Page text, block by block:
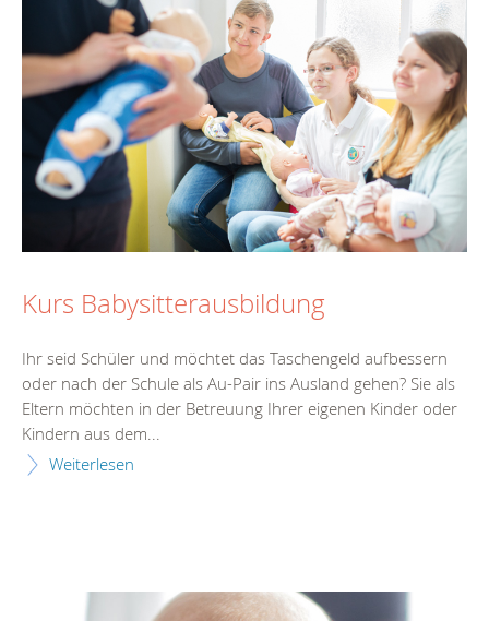
Kurs Babysitterausbildung
Ihr seid Schüler und möchtet das Taschengeld aufbessern
oder nach der Schule als Au-Pair ins Ausland gehen? Sie als
Eltern möchten in der Betreuung Ihrer eigenen Kinder oder
Kindern aus dem...
Weiterlesen